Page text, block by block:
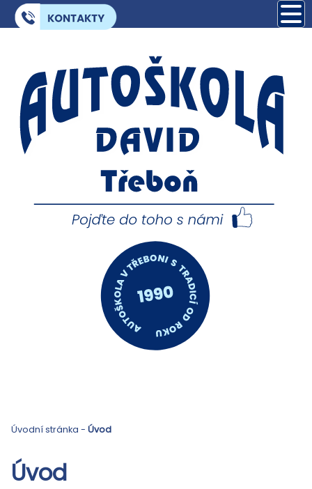
Úvodní stránka - Úvod
Úvod